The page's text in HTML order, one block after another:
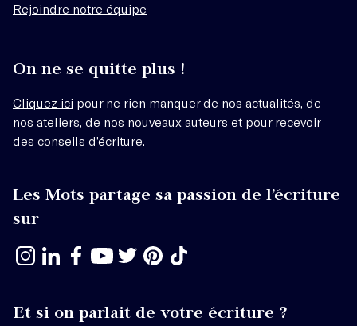
Rejoindre notre équipe
On ne se quitte plus !
Cliquez ici pour ne rien manquer de nos actualités, de
nos ateliers, de nos nouveaux auteurs et pour recevoir
des conseils d’écriture.
Les Mots partage sa passion de l’écriture
sur
Et si on parlait de votre écriture ?